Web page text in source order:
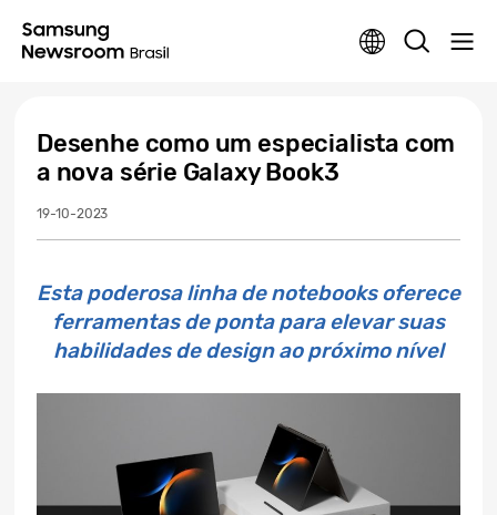
Desenhe como um especialista com
a nova série Galaxy Book3
19-10-2023
Esta poderosa linha de notebooks oferece
ferramentas de ponta para elevar suas
habilidades de design ao próximo nível